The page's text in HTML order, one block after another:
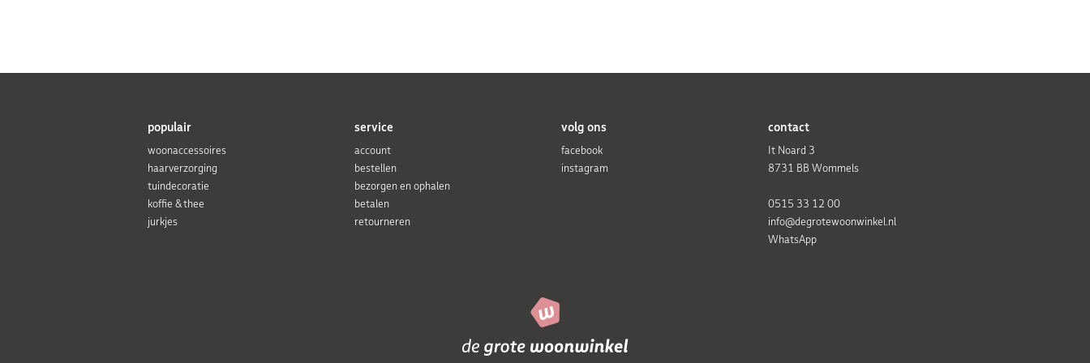
populair
woonaccessoires
haarverzorging
tuindecoratie
koffie & thee
jurkjes
service
account
bestellen
bezorgen en ophalen
betalen
retourneren
volg ons
facebook
instagram
contact
It Noard 3
8731 BB Wommels
0515 33 12 00
info@degrotewoonwinkel.nl
WhatsApp